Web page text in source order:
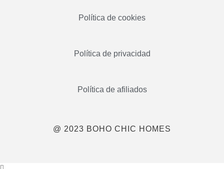
Política de cookies
Política de privacidad
Política de afiliados
@ 2023 BOHO CHIC HOMES